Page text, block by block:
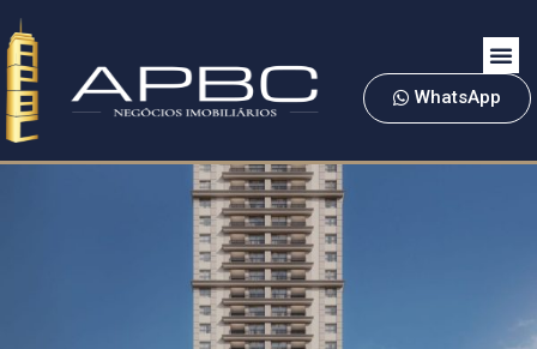
WhatsApp